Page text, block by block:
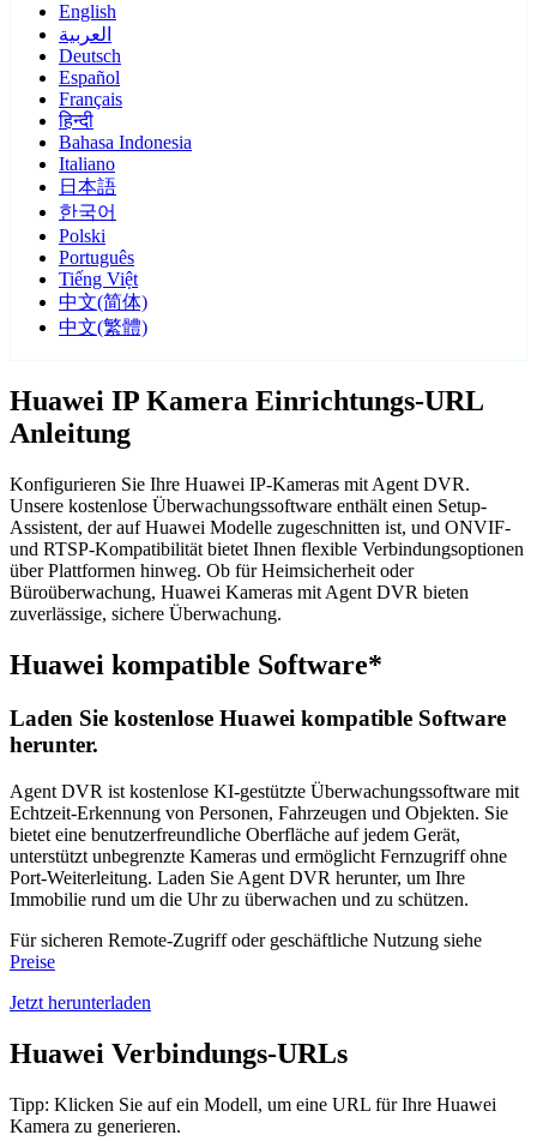
English
العربية
Deutsch
Español
Français
हिन्दी
Bahasa Indonesia
Italiano
日本語
한국어
Polski
Português
Tiếng Việt
中文(简体)
中文(繁體)
Huawei IP Kamera Einrichtungs-URL
Anleitung
Konfigurieren Sie Ihre Huawei IP-Kameras mit Agent DVR.
Unsere kostenlose Überwachungssoftware enthält einen Setup-
Assistent, der auf Huawei Modelle zugeschnitten ist, und ONVIF-
und RTSP-Kompatibilität bietet Ihnen flexible Verbindungsoptionen
über Plattformen hinweg. Ob für Heimsicherheit oder
Büroüberwachung, Huawei Kameras mit Agent DVR bieten
zuverlässige, sichere Überwachung.
Huawei kompatible Software*
Laden Sie kostenlose Huawei kompatible Software
herunter.
Agent DVR ist kostenlose KI-gestützte Überwachungssoftware mit
Echtzeit-Erkennung von Personen, Fahrzeugen und Objekten. Sie
bietet eine benutzerfreundliche Oberfläche auf jedem Gerät,
unterstützt unbegrenzte Kameras und ermöglicht Fernzugriff ohne
Port-Weiterleitung. Laden Sie Agent DVR herunter, um Ihre
Immobilie rund um die Uhr zu überwachen und zu schützen.
Für sicheren Remote-Zugriff oder geschäftliche Nutzung siehe
Preise
Jetzt herunterladen
Huawei Verbindungs-URLs
Tipp: Klicken Sie auf ein Modell, um eine URL für Ihre Huawei
Kamera zu generieren.